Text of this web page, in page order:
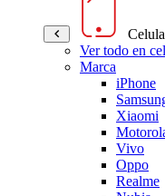
Ver todo en
Marca
iPhone
Xiaomi
Vivo
Oppo
Realme